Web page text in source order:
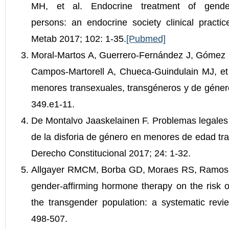
MH, et al. Endocrine treatment of gender-
persons: an endocrine society clinical
Metab 2017; 102: 1-35.[Pubmed]
Moral-Martos A, Guerrero-Fernández J,
Campos-Martorell A, Chueca-Guindulain MJ,
menores transexuales, transgéneros y de
349.e1-11.
De Montalvo Jaaskelainen F. Problemas
de la disforia de género en menores de edad
Derecho Constitucional 2017; 24: 1-32.
Allgayer RMCM, Borba GD, Moraes RS,
gender-affirming hormone therapy on the risk
the transgender population: a systematic
498-507.